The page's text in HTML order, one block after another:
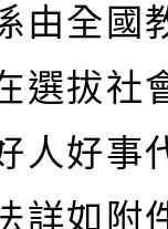
由全國
選拔社
人好事
詳如附